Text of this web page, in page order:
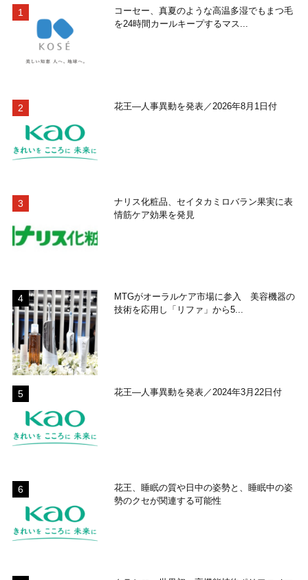
コーセー、真夏のような高温多湿でもまつ毛
を24時間カールキープするマス...
花王―人事異動を発表／2026年8月1日付
ナリス化粧品、セイタカミロバラン果実に表
情筋ケア効果を発見
MTGがオーラルケア市場に参入 美容機器の
技術を応用し「リファ」から5...
花王―人事異動を発表／2024年3月22日付
花王、睡眠の質や日中の姿勢と、睡眠中の姿
勢のクセが関連する可能性